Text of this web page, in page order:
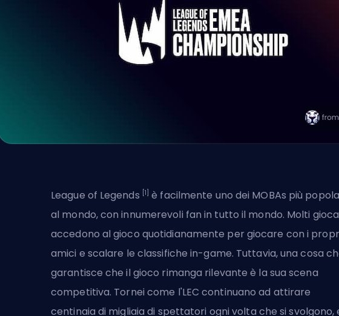
League of Legends [1] è facilmente uno dei MOBAs più
al mondo, con innumerevoli fan in tutto il mondo. Molti
accedono al gioco quotidianamente per giocare con i
amici e scalare le classifiche in-game. Tuttavia, una cosa
garantisce che il gioco rimanga rilevante è la sua scena
competitiva. Tornei come l'LEC continuano ad attirare
centinaia di migliaia di spettatori ogni volta che si svolgono,